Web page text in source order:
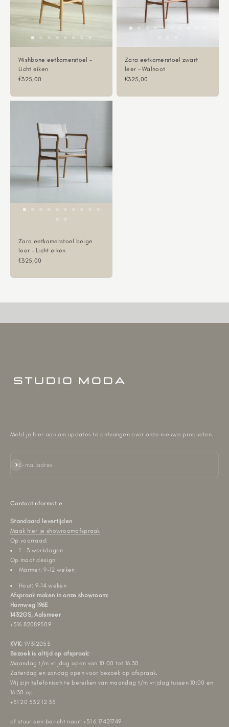
Wishbone eetkamerstoel -
Licht eiken
Aanbiedingsprijs
€325,00
Zara eetkamerstoel zwart
leer - Walnoot
Aanbiedingsprijs
€325,00
Zara eetkamerstoel beige
leer - Licht eiken
Aanbiedingsprijs
€325,00
Meld je hier aan om updates te ontvangen over onze nieuwe producten.
E-mailadres
Abonneren
Contactinformatie
Standaard levertijden
Maak hier je showroomafspraak
Op voorraad:
1 - 3 werkdagen
Op maat design:
Marmer: 9-12 weken
Hout: 9-14 weken
Afspraak maken in onze showroom:
Hornweg 196E
1432GS, Aalsmeer
+316 82089509
KVK: 97312053
Bezoek is altijd op afspraak:
Maandag t/m vrijdag open van 10.00 tot 16.30
Zaterdag en zondag open voor bezoek op afspraak.
Wij zijn telefonisch te bereiken van maandag t/m vrijdag tussen 10:00 en
16:30 op
+31 20 532 12 35
of stuur een bericht naar: +31 6 17421749